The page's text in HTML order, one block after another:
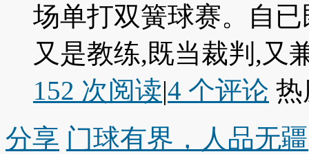
场单打双簧球赛。自
又是教练,既当裁判,又
152 次阅读|4 个评论
分享 门球有界，人品无疆